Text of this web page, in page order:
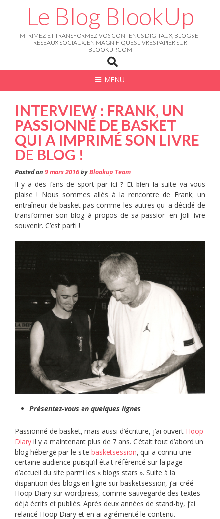
Le Blog BlookUp
IMPRIMEZ ET TRANSFORMEZ VOS CONTENUS DIGITAUX, BLOGS ET
RÉSEAUX SOCIAUX, EN MAGNIFIQUES LIVRES PAPIER SUR
BLOOKUP.COM
MENU
INTERVIEW : FRANK, UN
PASSIONNÉ DE BASKET
QUI A IMPRIMÉ SON LIVRE
DE BLOG !
Posted on 9 mars 2016byBlookup Team
Il y a des fans de sport par ici ? Et bien la suite va vous
plaise ! Nous sommes allés à la rencontre de Frank, un
entraîneur de basket pas comme les autres qui a décidé de
transformer son blog à propos de sa passion en joli livre
souvenir. C’est parti !
Présentez-vous en quelques lignes
Passionné de basket, mais aussi d’écriture, j’ai ouvert Hoop
Diary il y a maintenant plus de 7 ans. C’était tout d’abord un
blog hébergé par le site basketsession, qui a connu une
certaine audience puisqu’il était référencé sur la page
d’accueil du site parmi les « blogs stars ». Suite à la
disparition des blogs en ligne sur basketsession, j’ai créé
Hoop Diary sur wordpress, comme sauvegarde des textes
déjà écrits et publiés. Après deux années de stand-by, j’ai
relancé Hoop Diary et en ai agrémenté le contenu.